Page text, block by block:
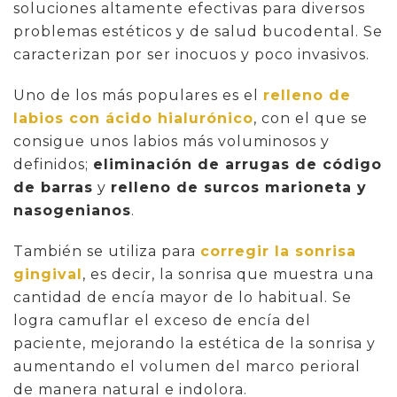
soluciones altamente efectivas para diversos
problemas estéticos y de salud bucodental. Se
caracterizan por ser inocuos y poco invasivos.
Uno de los más populares es el relleno de
labios con ácido hialurónico, con el que se
consigue unos labios más voluminosos y
definidos; eliminación de arrugas de código
de barras y relleno de surcos marioneta y
nasogenianos.
También se utiliza para corregir la sonrisa
gingival, es decir, la sonrisa que muestra una
cantidad de encía mayor de lo habitual. Se
logra camuflar el exceso de encía del
paciente, mejorando la estética de la sonrisa y
aumentando el volumen del marco perioral
de manera natural e indolora.